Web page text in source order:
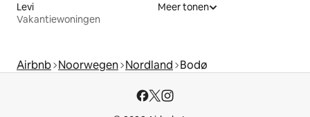
Levi
Vakantiewoningen
Meer tonen
Airbnb Noorwegen Nordland Bodø